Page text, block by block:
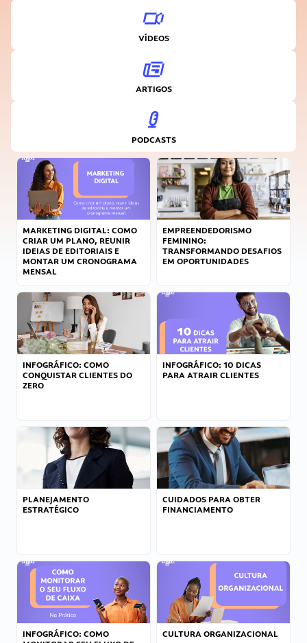
VÍDEOS
ARTIGOS
PODCASTS
MARKETING DIGITAL: COMO
CRIAR UM PLANO, REUNIR
IDEIAS DE EDITORIAIS E
MONTAR UM CRONOGRAMA
MENSAL
EMPREENDEDORISMO
FEMININO:
TRANSFORMANDO DESAFIOS
EM OPORTUNIDADES
INFOGRÁFICO: COMO
CONQUISTAR CLIENTES DO
ZERO
INFOGRÁFICO: 10 DICAS
PARA ATRAIR CLIENTES
PLANEJAMENTO
ESTRATÉGICO
CUIDADOS PARA OBTER
FINANCIAMENTO
INFOGRÁFICO: COMO
CULTURA ORGANIZACIONAL